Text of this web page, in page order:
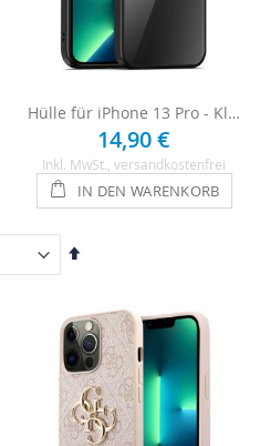
Hülle für iPhone 13 Pro - Klar / schwarzer Rahmen
14,90 €
Inkl. MwSt. , versandkostenfrei
IN DEN WARENKORB
In